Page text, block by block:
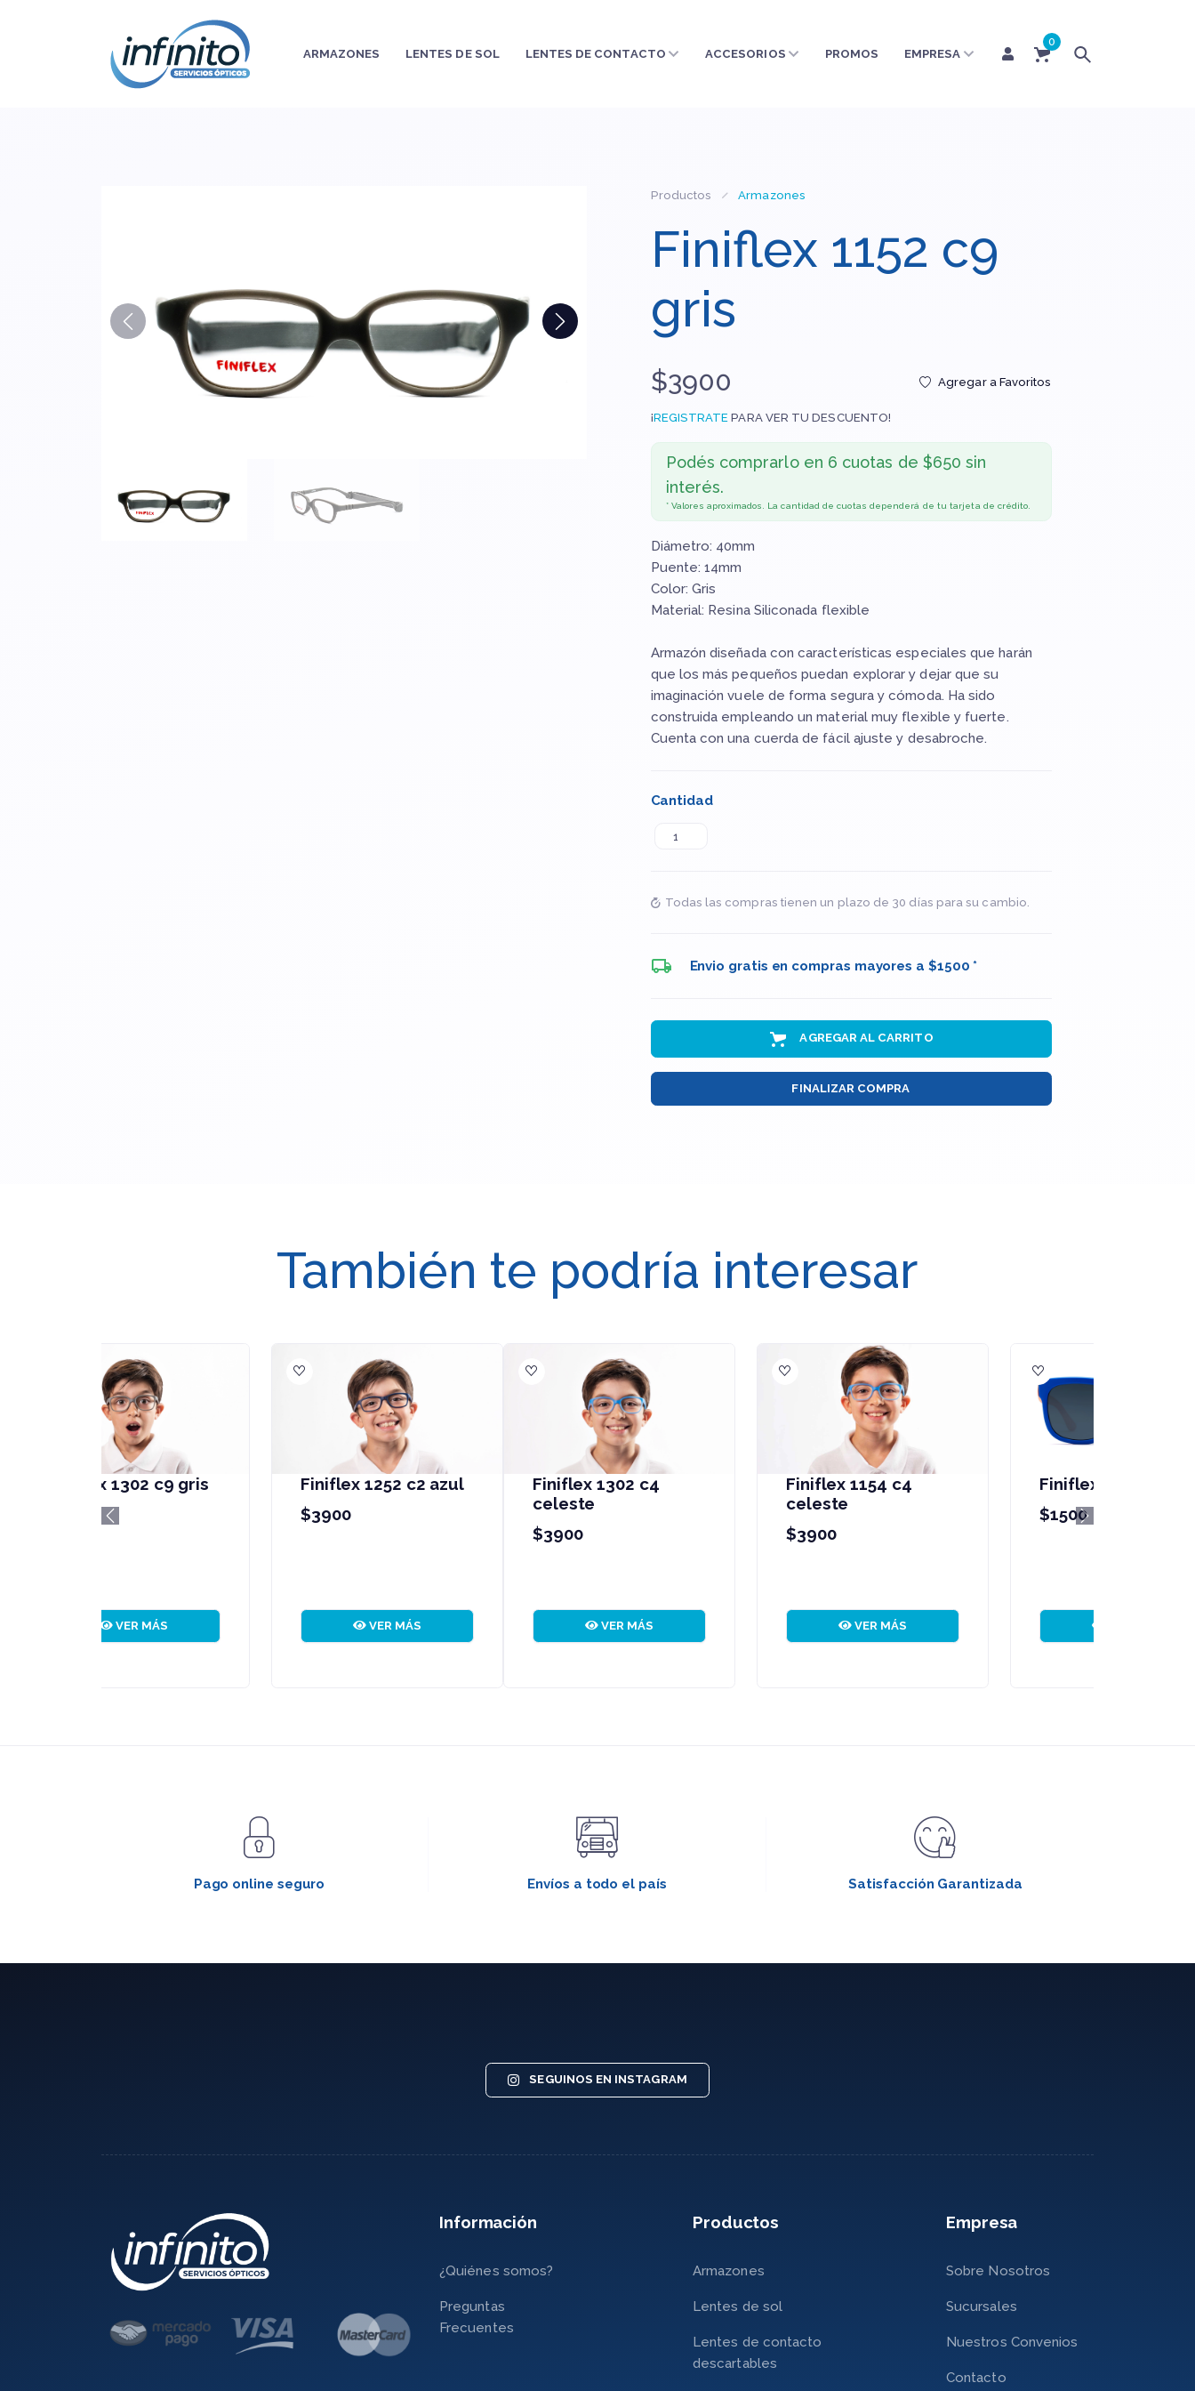
0
ARMAZONES
LENTES DE SOL LENTES DE CONTACTO ACCESORIOS PROMOS EMPRESA
Productos Armazones
Finiflex 1152 c9
gris
$3900 Agregar a Favoritos
¡REGISTRATE PARA VER TU DESCUENTO!
Podés comprarlo en 6 cuotas de $650 sin
interés.
* Valores aproximados. La cantidad de cuotas dependerá de tu tarjeta de crédito.
Diámetro: 40mm
Puente: 14mm
Color: Gris
Material: Resina Siliconada flexible
Armazón diseñada con características especiales que harán
que los más pequeños puedan explorar y dejar que su
imaginación vuele de forma segura y cómoda. Ha sido
construida empleando un material muy flexible y fuerte.
Cuenta con una cuerda de fácil ajuste y desabroche.
Cantidad
Todas las compras tienen un plazo de 30 días para su cambio.
Envio gratis en compras mayores a $1500 *
AGREGAR AL CARRITO
FINALIZAR COMPRA
También te podría interesar
Finiflex 1302 c4
Finiflex 1154 c4
Finiflex d83025 c4
Finiflex 1203 c9 gris
Previous Next
Pago online seguro Envíos a todo el país Satisfacción Garantizada
SEGUINOS EN INSTAGRAM
Información
¿Quiénes somos?
Preguntas
Frecuentes
Productos
Armazones
Lentes de sol
Lentes de contacto
descartables
Empresa
Sobre Nosotros
Sucursales
Nuestros Convenios
Contacto